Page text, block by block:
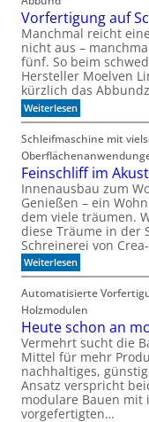
l
o
h
n
t
s
i
c
h
C
N
-
T
e
c
h
n
i
k
?
Vorfertigung auf
Manchmal reicht
nicht aus –
fünf. So beim
Hersteller Moelven
kürzlich das
Weiterlesen:
V
r
f
e
r
t
i
g
u
n
g
a
u
f
c
h
e
n
e
n
Schleifmaschine mit
Feinschliff im
Innenausbau zum
Genießen – ein
dem viele träumen.
diese Träume in der
Schreinerei von
Weiterlesen:
F
i
n
s
c
h
i
f
f
i
Automatisierte
Holzmodulen
Heute schon an
Vermehrt sucht die
Mittel für mehr
nachhaltiges,
Ansatz verspricht
modulare Bauen mit
vorgefertigten…